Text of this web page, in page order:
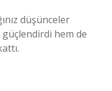
düşünceler
güçlendirdi hem de